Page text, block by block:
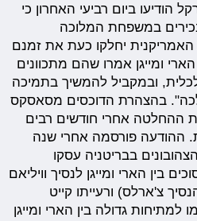
הודיעו ביום רביעי האחרון כי
במשפחת המלוכה
האמריקנית יחלקו כעת את זמנם
ומייגן אמרו שהם מתכוונים
ובמקביל להמשיך בתמיכה
בהצהרת הדוכסים מסאסקס
ההחלטה אחרי חודשים רבים
ההודעה פורסמה אחרי שנה
בבריטניה עסקו
בין הארי ומייגן לנסיך וויליאם
צ'ארלס) ורעייתו קייט
למתיחות גדולה בין הארי ומייגן